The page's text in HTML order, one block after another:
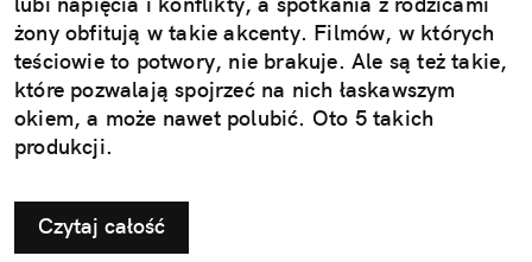
żony obfitują w takie akcenty. Filmów, w których
teściowie to potwory, nie brakuje. Ale są też takie,
które pozwalają spojrzeć na nich łaskawszym
okiem, a może nawet polubić. Oto 5 takich
produkcji.
Czytaj całość